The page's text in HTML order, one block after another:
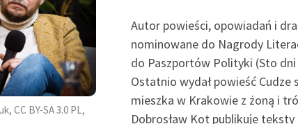
CC BY-SA 3.0 PL,
Autor powieści, opowiadań i
nominowane do Nagrody
do Paszportów Polityki (Sto dni
Ostatnio wydał powieść Cudze
mieszka w Krakowie z żoną i
Dobrosław Kot publikuje
swej minionej i przyszłej
potędze, odwróconym od
szarej...
Wit Szostak, Posłowie